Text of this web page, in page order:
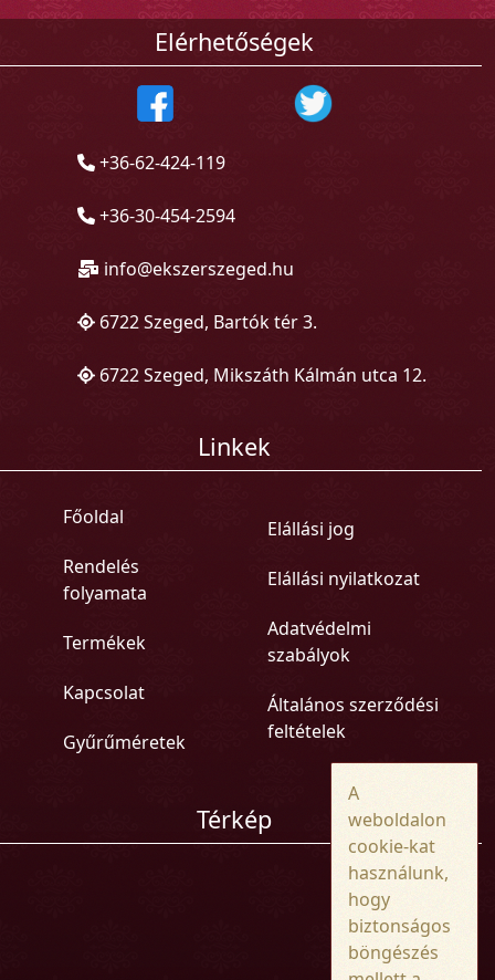
Elérhetőségek
+36-62-424-119
+36-30-454-2594
info@ekszerszeged.hu
6722 Szeged, Bartók tér 3.
6722 Szeged, Mikszáth Kálmán utca 12.
Linkek
Főoldal
Rendelés
folyamata
Termékek
Kapcsolat
Gyűrűméretek
Elállási jog
Elállási nyilatkozat
Adatvédelmi
szabályok
Általános szerződési
feltételek
Térkép
A
weboldalon
cookie-kat
használunk,
hogy
biztonságos
böngészés